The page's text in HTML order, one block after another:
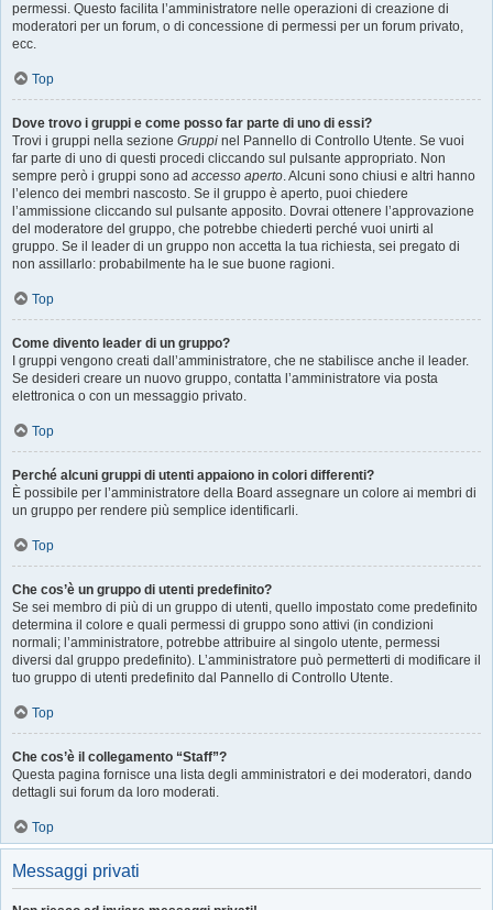
permessi. Questo facilita l’amministratore nelle operazioni di creazione di
moderatori per un forum, o di concessione di permessi per un forum privato,
ecc.
Top
Dove trovo i gruppi e come posso far parte di uno di essi?
Trovi i gruppi nella sezione Gruppi nel Pannello di Controllo Utente. Se vuoi
far parte di uno di questi procedi cliccando sul pulsante appropriato. Non
sempre però i gruppi sono ad accesso aperto. Alcuni sono chiusi e altri hanno
l’elenco dei membri nascosto. Se il gruppo è aperto, puoi chiedere
l’ammissione cliccando sul pulsante apposito. Dovrai ottenere l’approvazione
del moderatore del gruppo, che potrebbe chiederti perché vuoi unirti al
gruppo. Se il leader di un gruppo non accetta la tua richiesta, sei pregato di
non assillarlo: probabilmente ha le sue buone ragioni.
Top
Come divento leader di un gruppo?
I gruppi vengono creati dall’amministratore, che ne stabilisce anche il leader.
Se desideri creare un nuovo gruppo, contatta l’amministratore via posta
elettronica o con un messaggio privato.
Top
Perché alcuni gruppi di utenti appaiono in colori differenti?
È possibile per l’amministratore della Board assegnare un colore ai membri di
un gruppo per rendere più semplice identificarli.
Top
Che cos’è un gruppo di utenti predefinito?
Se sei membro di più di un gruppo di utenti, quello impostato come predefinito
determina il colore e quali permessi di gruppo sono attivi (in condizioni
normali; l’amministratore, potrebbe attribuire al singolo utente, permessi
diversi dal gruppo predefinito). L’amministratore può permetterti di modificare il
tuo gruppo di utenti predefinito dal Pannello di Controllo Utente.
Top
Che cos’è il collegamento “Staff”?
Questa pagina fornisce una lista degli amministratori e dei moderatori, dando
dettagli sui forum da loro moderati.
Top
Messaggi privati